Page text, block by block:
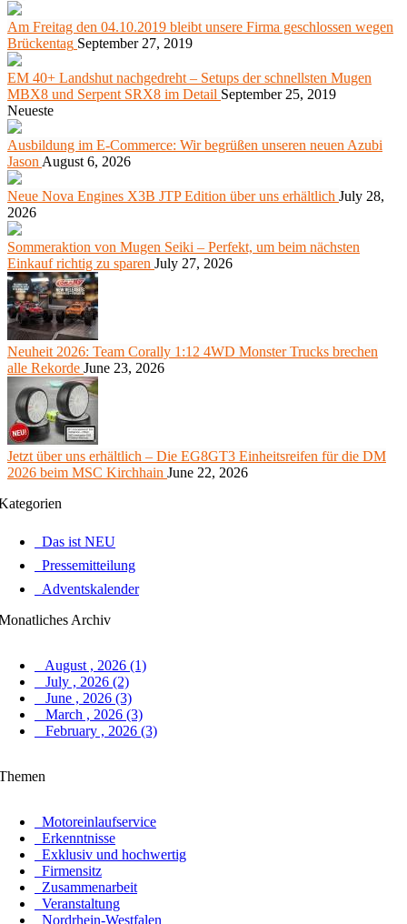
Am Freitag den 04.10.2019 bleibt unsere Firma geschlossen wegen
Brückentag September 27, 2019
EM 40+ Landshut nachgedreht – Setups der schnellsten Mugen
MBX8 und Serpent SRX8 im Detail September 25, 2019
Neueste
Ausbildung im E-Commerce: Wir begrüßen unseren neuen Azubi
Jason August 6, 2026
Neue Nova Engines X3B JTP Edition über uns erhältlich July 28,
2026
Sommeraktion von Mugen Seiki – Perfekt, um beim nächsten
Einkauf richtig zu sparen July 27, 2026
Neuheit 2026: Team Corally 1:12 4WD Monster Trucks brechen
alle Rekorde June 23, 2026
Jetzt über uns erhältlich – Die EG8GT3 Einheitsreifen für die DM
2026 beim MSC Kirchhain June 22, 2026
Das ist NEU
Pressemitteilung
Adventskalender
Archiv
August , 2026 (1)
July , 2026 (2)
June , 2026 (3)
March , 2026 (3)
February , 2026 (3)
Motoreinlaufservice
Erkenntnisse
Exklusiv und hochwertig
Firmensitz
Zusammenarbeit
Veranstaltung
Nordrhein-Westfalen